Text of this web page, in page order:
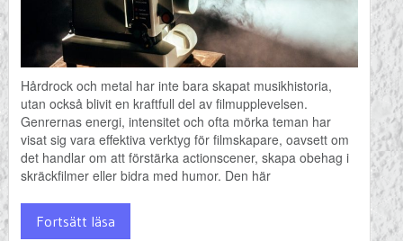
Hårdrock och metal har inte bara skapat musikhistoria,
utan också blivit en kraftfull del av filmupplevelsen.
Genrernas energi, intensitet och ofta mörka teman har
visat sig vara effektiva verktyg för filmskapare, oavsett om
det handlar om att förstärka actionscener, skapa obehag i
skräckfilmer eller bidra med humor. Den här
Fortsätt läsa